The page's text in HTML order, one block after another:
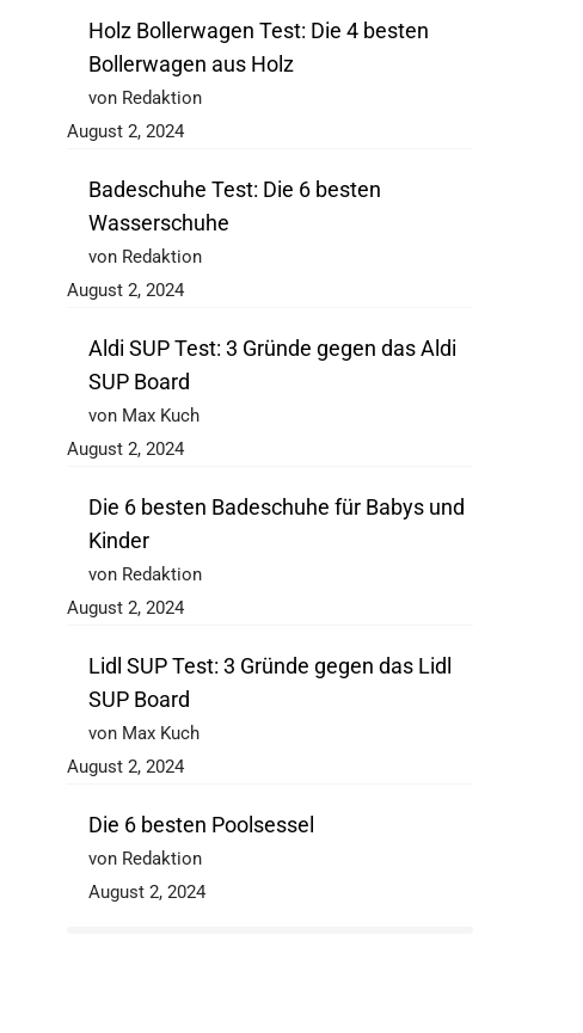
Holz Bollerwagen Test: Die 4 besten
Bollerwagen aus Holz
von Redaktion
August 2, 2024
Badeschuhe Test: Die 6 besten
Wasserschuhe
von Redaktion
August 2, 2024
Aldi SUP Test: 3 Gründe gegen das Aldi
SUP Board
von Max Kuch
August 2, 2024
Die 6 besten Badeschuhe für Babys und
Kinder
von Redaktion
August 2, 2024
Lidl SUP Test: 3 Gründe gegen das Lidl
SUP Board
von Max Kuch
August 2, 2024
Die 6 besten Poolsessel
von Redaktion
August 2, 2024